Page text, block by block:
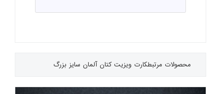
محصولات مرتبطکارت ویزیت کتان آلمان سایز بزرگ